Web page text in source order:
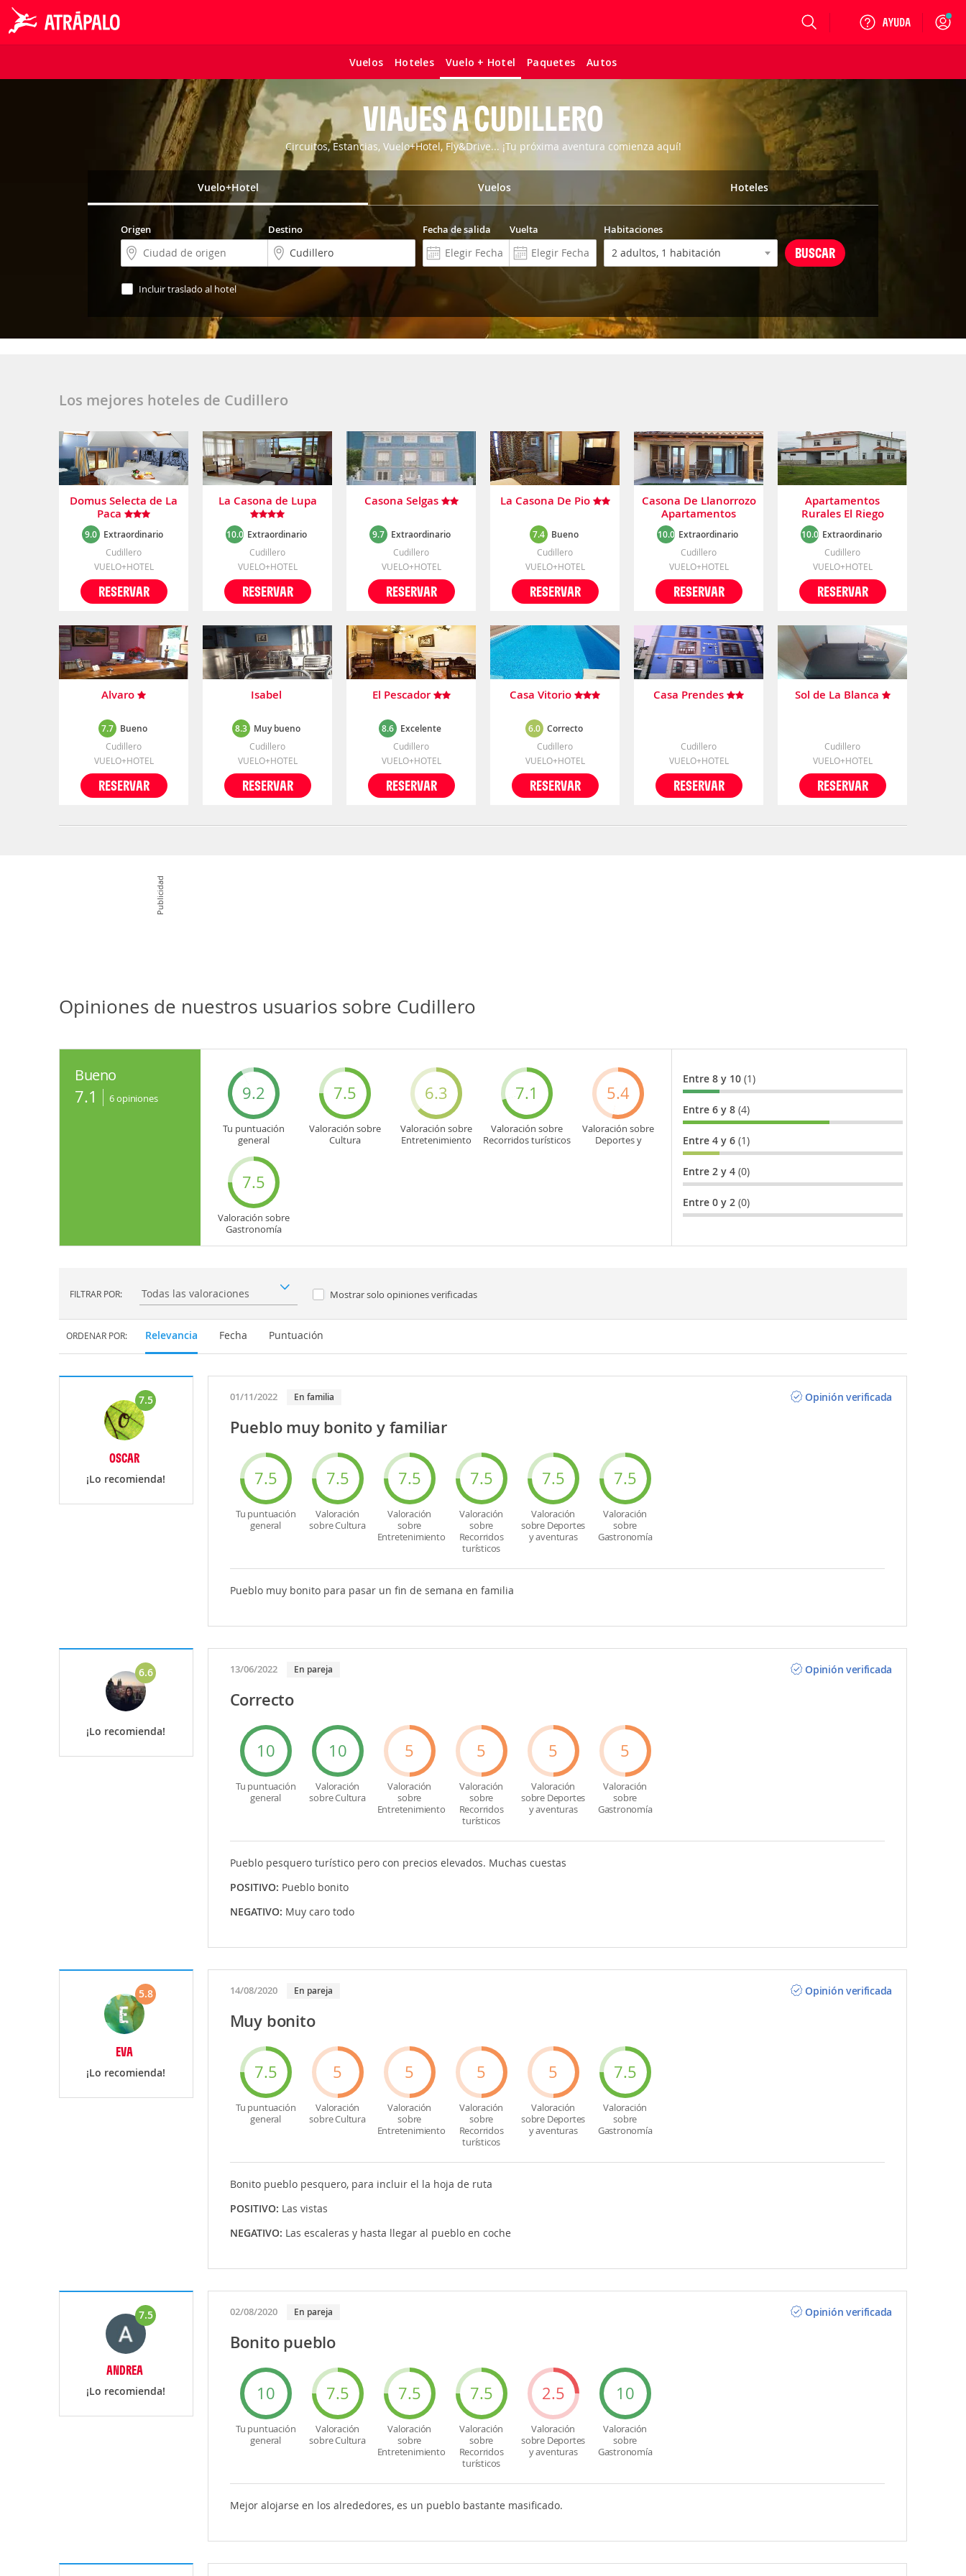
Vuelos Hoteles Vuelo + Hotel Paquetes Autos
Login
VIAJES A CUDILLERO
Circuitos, Estancias, Vuelo+Hotel, Fly&Drive... ¡Tu próxima aventura comienza aquí!
Vuelo+Hotel Vuelos Hoteles
Origen Destino Fecha de salida Vuelta Habitaciones
Incluir traslado al hotel
Los mejores hoteles de Cudillero
Domus Selecta de La
Paca
9.0 Extraordinario
Cudillero
VUELO+HOTEL
RESERVAR
La Casona de Lupa
10.0 Extraordinario
Cudillero
VUELO+HOTEL
RESERVAR
Casona Selgas
9.7 Extraordinario
Cudillero
VUELO+HOTEL
RESERVAR
La Casona De Pio
7.4 Bueno
Cudillero
VUELO+HOTEL
RESERVAR
Casona De Llanorrozo
Apartamentos
10.0 Extraordinario
Cudillero
VUELO+HOTEL
RESERVAR
Apartamentos
Rurales El Riego
10.0 Extraordinario
Cudillero
VUELO+HOTEL
RESERVAR
Alvaro
7.7 Bueno
Cudillero
VUELO+HOTEL
RESERVAR
Isabel
8.3 Muy bueno
Cudillero
VUELO+HOTEL
RESERVAR
El Pescador
8.6 Excelente
Cudillero
VUELO+HOTEL
RESERVAR
Casa Vitorio
6.0 Correcto
Cudillero
VUELO+HOTEL
RESERVAR
Casa Prendes
Cudillero
VUELO+HOTEL
RESERVAR
Sol de La Blanca
Cudillero
VUELO+HOTEL
RESERVAR
Publicidad
Opiniones de nuestros usuarios sobre Cudillero
Bueno
7.1 6opiniones 9.2
Tu puntuación
general
7.5
Valoración sobre
Cultura
6.3
Valoración sobre
Entretenimiento
7.1
Valoración sobre
Recorridos turísticos
5.4
Valoración sobre
Deportes y
7.5
Valoración sobre
Gastronomía
Entre 8 y 10 (1)
Entre 6 y 8 (4)
Entre 4 y 6 (1)
Entre 2 y 4 (0)
Entre 0 y 2 (0)
FILTRAR POR: Filtrar por: Mostrar solo opiniones verificadas
ORDENAR POR: Relevancia Fecha Puntuación
7.5
OSCAR
¡Lo recomienda!
01/11/2022 En familia Opinión verificada
Pueblo muy bonito y familiar
7.5
Tu puntuación
general
7.5
Valoración
sobre Cultura
7.5
Valoración
sobre
Entretenimiento
7.5
Valoración
sobre
Recorridos
turísticos
7.5
Valoración
sobre Deportes
y aventuras
7.5
Valoración
sobre
Gastronomía
Pueblo muy bonito para pasar un fin de semana en familia
6.6
¡Lo recomienda!
13/06/2022 En pareja Opinión verificada
Correcto
10
Tu puntuación
general
10
Valoración
sobre Cultura
5
Valoración
sobre
Entretenimiento
5
Valoración
sobre
Recorridos
turísticos
5
Valoración
sobre Deportes
y aventuras
5
Valoración
sobre
Gastronomía
Pueblo pesquero turístico pero con precios elevados. Muchas cuestas
POSITIVO: Pueblo bonito
NEGATIVO: Muy caro todo
5.8
EVA
¡Lo recomienda!
14/08/2020 En pareja Opinión verificada
Muy bonito
7.5
Tu puntuación
general
5
Valoración
sobre Cultura
5
Valoración
sobre
Entretenimiento
5
Valoración
sobre
Recorridos
turísticos
5
Valoración
sobre Deportes
y aventuras
7.5
Valoración
sobre
Gastronomía
Bonito pueblo pesquero, para incluir el la hoja de ruta
POSITIVO: Las vistas
NEGATIVO: Las escaleras y hasta llegar al pueblo en coche
7.5
ANDREA
¡Lo recomienda!
02/08/2020 En pareja Opinión verificada
Bonito pueblo
10
Tu puntuación
general
7.5
Valoración
sobre Cultura
7.5
Valoración
sobre
Entretenimiento
7.5
Valoración
sobre
Recorridos
turísticos
2.5
Valoración
sobre Deportes
y aventuras
10
Valoración
sobre
Gastronomía
Mejor alojarse en los alrededores, es un pueblo bastante masificado.